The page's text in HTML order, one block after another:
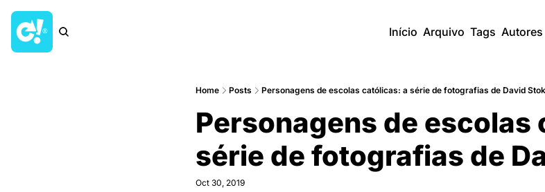
Início Arquivo Tags Autores
Home Posts Personagens de escolas católicas: a série de fotografias de David
Personagens de escolas
série de fotografias de
Oct 30, 2019